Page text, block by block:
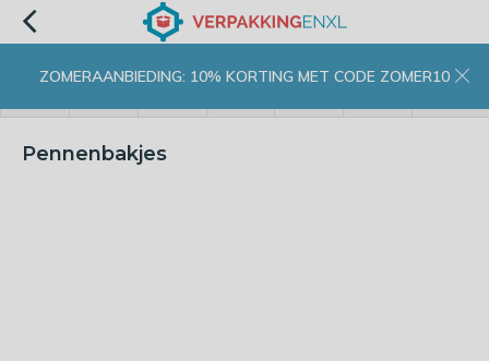
ZOMERAANBIEDING: 10% KORTING MET CODE ZOMER10
Pennenbakjes